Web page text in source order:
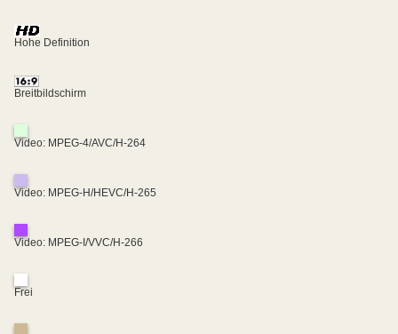
Hohe Definition
Breitbildschirm
Video: MPEG-4/AVC/H-264
Video: MPEG-H/HEVC/H-265
Video: MPEG-I/VVC/H-266
Frei